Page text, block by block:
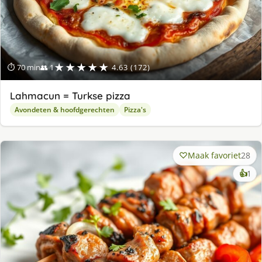
⏱ 70 min👥 1★★★★★ 4.63 (172)
Lahmacun = Turkse pizza
Avondeten & hoofdgerechten Pizza's
Maak favoriet28
👍1